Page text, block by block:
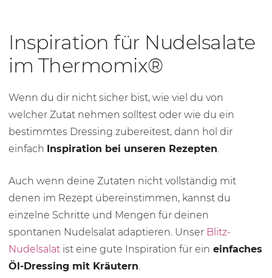
Inspiration für Nudelsalate
im Thermomix®
Wenn du dir nicht sicher bist, wie viel du von
welcher Zutat nehmen solltest oder wie du ein
bestimmtes Dressing zubereitest, dann hol dir
einfach Inspiration bei unseren Rezepten.
Auch wenn deine Zutaten nicht vollständig mit
denen im Rezept übereinstimmen, kannst du
einzelne Schritte und Mengen für deinen
spontanen Nudelsalat adaptieren. Unser Blitz-
Nudelsalat ist eine gute Inspiration für ein einfaches
Öl-Dressing mit Kräutern.